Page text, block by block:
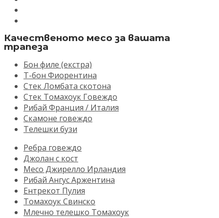
Качественото месо за вашата
трапеза
Бон филе (екстра)
Т-бон Фиорентина
Стек Ломбата скотона
Стек Томахоук Говеждо
Рибай Франция / Италия
Скамоне говеждо
Телешки бузи
Ребра говеждо
Джолан с кост
Месо Джирелло Ирландия
Рибай Ангус Аржентина
Ентрекот Пулия
Томахоук Свинско
Млечно телешко Томахоук